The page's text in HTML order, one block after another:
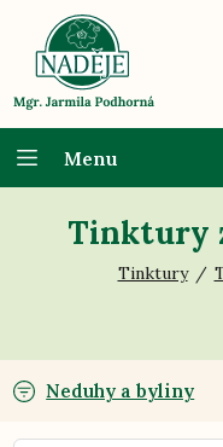
Menu
Tinktury
Tinktury
Neduhy a byliny